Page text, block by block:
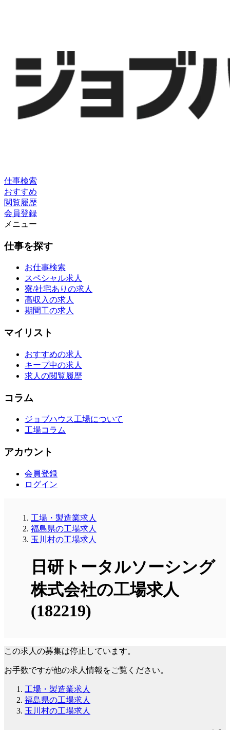
仕事検索
おすすめ
閲覧履歴
会員登録
メニュー
仕事を探す
お仕事検索
スペシャル求人
寮/社宅ありの求人
高収入の求人
期間工の求人
マイリスト
おすすめの求人
キープ中の求人
求人の閲覧履歴
コラム
ジョブハウス工場について
工場コラム
アカウント
会員登録
ログイン
工場・製造業求人
福島県の工場求人
玉川村の工場求人
日研トータルソーシング
株式会社の工場求人
(182219)
この求人の募集は停止しています。
お手数ですが他の求人情報をご覧ください。
工場・製造業求人
福島県の工場求人
玉川村の工場求人